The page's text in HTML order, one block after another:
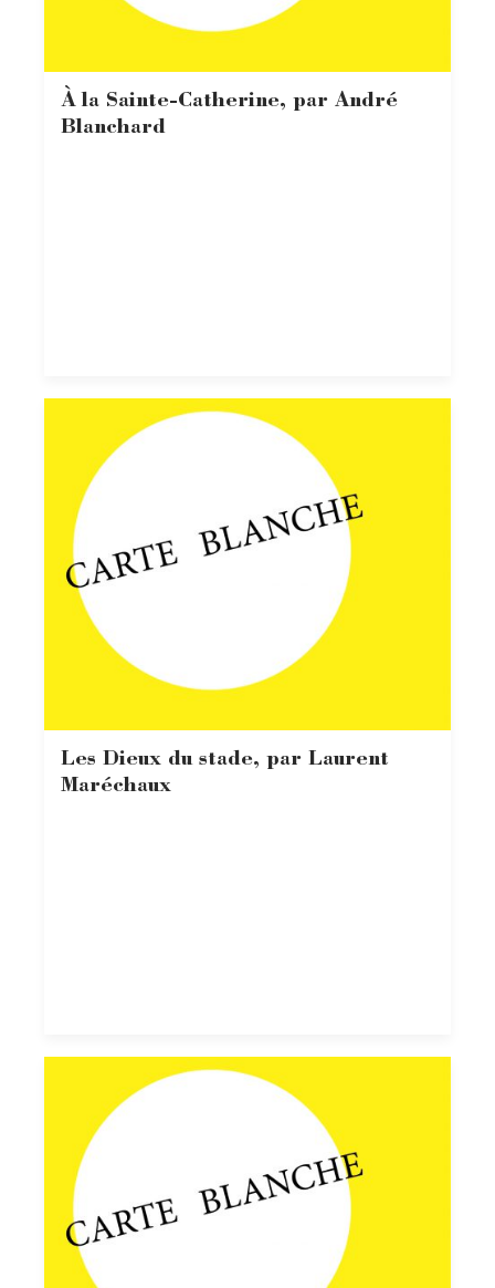
À la Sainte-Catherine, par André
Blanchard
Les Dieux du stade, par Laurent
Maréchaux